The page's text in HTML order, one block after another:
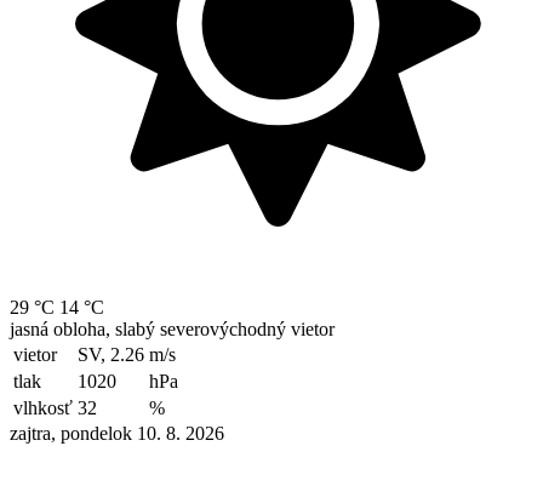
29 °C 14 °C
jasná obloha, slabý severovýchodný vietor
vietor
SV, 2.26 m/s
tlak
1020
hPa
vlhkosť 32
%
zajtra, pondelok 10. 8. 2026